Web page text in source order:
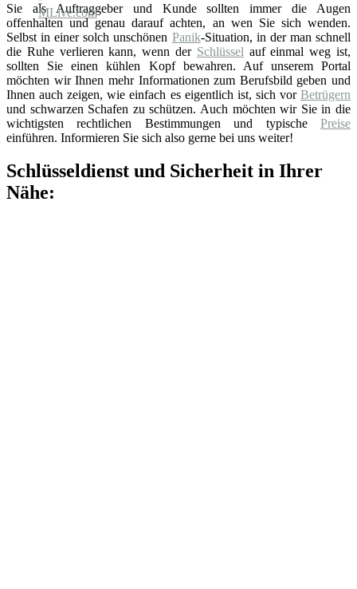
Sie als Auftraggeber und Kunde sollten immer die Augen
offenhalten und genau darauf achten, an wen Sie sich wenden.
Selbst in einer solch unschönen Panik-Situation, in der man schnell
die Ruhe verlieren kann, wenn der Schlüssel auf einmal weg ist,
sollten Sie einen kühlen Kopf bewahren. Auf unserem Portal
möchten wir Ihnen mehr Informationen zum Berufsbild geben und
Ihnen auch zeigen, wie einfach es eigentlich ist, sich vor Betrügern
und schwarzen Schafen zu schützen. Auch möchten wir Sie in die
wichtigsten rechtlichen Bestimmungen und typische Preise
einführen. Informieren Sie sich also gerne bei uns weiter!
Schlüsseldienst und Sicherheit in Ihrer
Nähe: